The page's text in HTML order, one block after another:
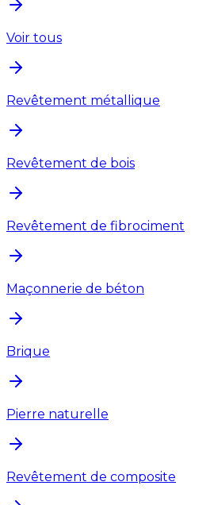
Voir tous
Revêtement métallique
Revêtement de bois
Revêtement de fibrociment
Maçonnerie de béton
Brique
Pierre naturelle
Revêtement de composite